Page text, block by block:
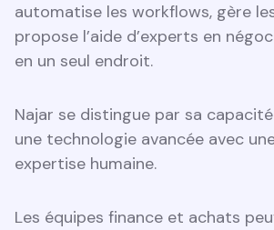
automatise les workflows, gère
propose l’aide d’experts en
en un seul endroit.
Najar se distingue par sa
une technologie avancée avec
expertise humaine.
Les équipes finance et achats